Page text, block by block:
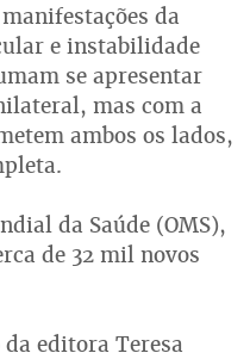
da
e instabilidade
se apresentar
mas com a
ambos os lados,
da Saúde (OMS),
de 32 mil novos
editora Teresa